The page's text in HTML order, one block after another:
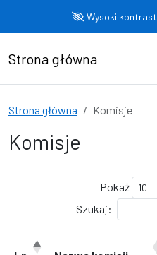
Wysoki kontrast
Strona główna
Strona główna Komisje
Komisje
Pokaż
Szukaj: